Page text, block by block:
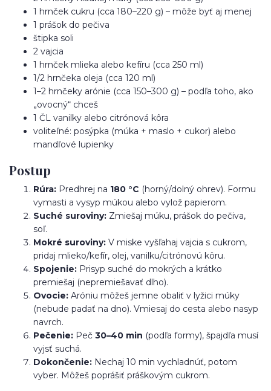
1 hrnček cukru (cca 180–220 g) – môže byť aj menej
1 prášok do pečiva
štipka soli
2 vajcia
1 hrnček mlieka alebo kefíru (cca 250 ml)
1/2 hrnčeka oleja (cca 120 ml)
1–2 hrnčeky arónie (cca 150–300 g) – podľa toho, ako
„ovocný“ chceš
1 ČL vanilky alebo citrónová kôra
voliteľné: posýpka (múka + maslo + cukor) alebo
mandľové lupienky
Postup
Rúra: Predhrej na 180 °C (horný/dolný ohrev). Formu
vymasti a vysyp múkou alebo vylož papierom.
Suché suroviny: Zmiešaj múku, prášok do pečiva,
soľ.
Mokré suroviny: V miske vyšľahaj vajcia s cukrom,
pridaj mlieko/kefír, olej, vanilku/citrónovú kôru.
Spojenie: Prisyp suché do mokrých a krátko
premiešaj (nepremiešavať dlho).
Ovocie: Aróniu môžeš jemne obaliť v lyžici múky
(nebude padať na dno). Vmiesaj do cesta alebo nasyp
navrch.
Pečenie: Peč 30–40 min (podľa formy), špajdľa musí
vyjsť suchá.
Dokončenie: Nechaj 10 min vychladnúť, potom
vyber. Môžeš poprášiť práškovým cukrom.